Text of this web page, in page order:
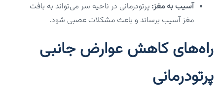
آسیب به مغز: پرتودرمانی در ناحیه سر می‌تواند به بافت
مغز آسیب برساند و باعث مشکلات عصبی شود.
راه‌های کاهش عوارض جانبی
پرتودرمانی